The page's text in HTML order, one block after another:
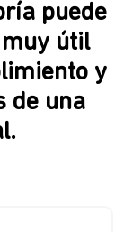
puede
útil
y
de una